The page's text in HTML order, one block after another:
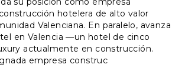
hotelera de alto valor
Valenciana. En paralelo, avanza
en Valencia —un hotel de cinco
actualmente en construcción.
empresa construc